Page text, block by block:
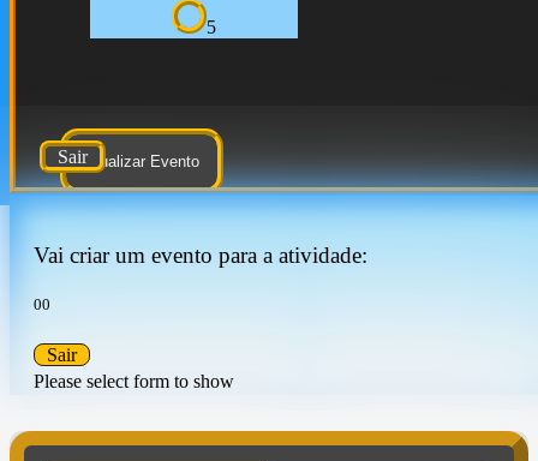
5
Atualizar Evento
Sair
Vai criar um evento para a atividade:
00
Please select form to show
Sair